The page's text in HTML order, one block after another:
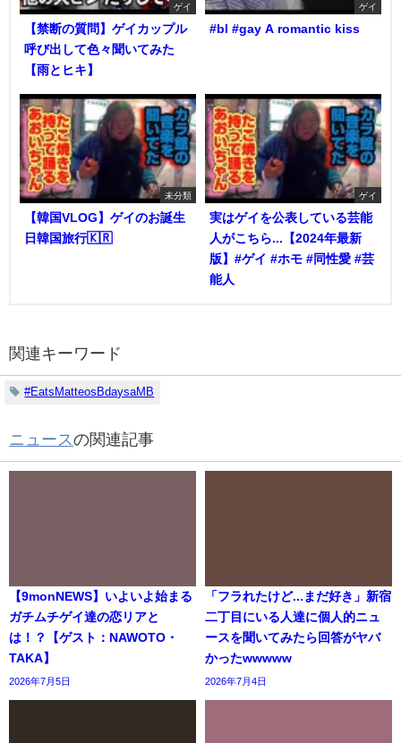
ゲイ
【禁断の質問】ゲイカップル
呼び出して色々聞いてみた
【雨とヒキ】
ゲイ
#bl #gay A romantic kiss
未分類
【韓国VLOG】ゲイのお誕生
日韓国旅行🇰🇷
ゲイ
実はゲイを公表している芸能
人がこちら...【2024年最新
版】#ゲイ #ホモ #同性愛 #芸
能人
関連キーワード
#EatsMatteosBdaysaMB
ニュースの関連記事
【9monNEWS】いよいよ始まる
ガチムチゲイ達の恋リアと
は！？【ゲスト：NAWOTO・
TAKA】
2026年7月5日
「フラれたけど...まだ好き」新宿
二丁目にいる人達に個人的ニュ
ースを聞いてみたら回答がヤバ
かったwwwww
2026年7月4日